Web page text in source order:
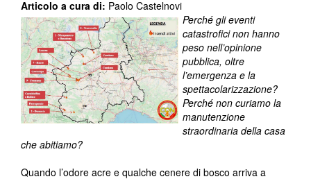
Articolo a cura di: Paolo Castelnovi
Perché gli eventi
catastrofici non hanno
peso nell’opinione
pubblica, oltre
l’emergenza e la
spettacolarizzazione?
Perché non curiamo la
manutenzione
straordinaria della casa
che abitiamo?
Quando l’odore acre e qualche cenere di bosco arriva a